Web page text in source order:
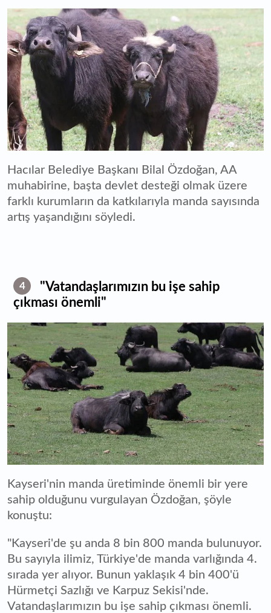
Hacılar Belediye Başkanı Bilal Özdoğan, AA
muhabirine, başta devlet desteği olmak üzere
farklı kurumların da katkılarıyla manda sayısında
artış yaşandığını söyledi.
4
"Vatandaşlarımızın bu işe sahip
çıkması önemli"
Kayseri'nin manda üretiminde önemli bir yere
sahip olduğunu vurgulayan Özdoğan, şöyle
konuştu:
"Kayseri'de şu anda 8 bin 800 manda bulunuyor.
Bu sayıyla ilimiz, Türkiye'de manda varlığında 4.
sırada yer alıyor. Bunun yaklaşık 4 bin 400'ü
Hürmetçi Sazlığı ve Karpuz Sekisi'nde.
Vatandaşlarımızın bu işe sahip çıkması önemli.